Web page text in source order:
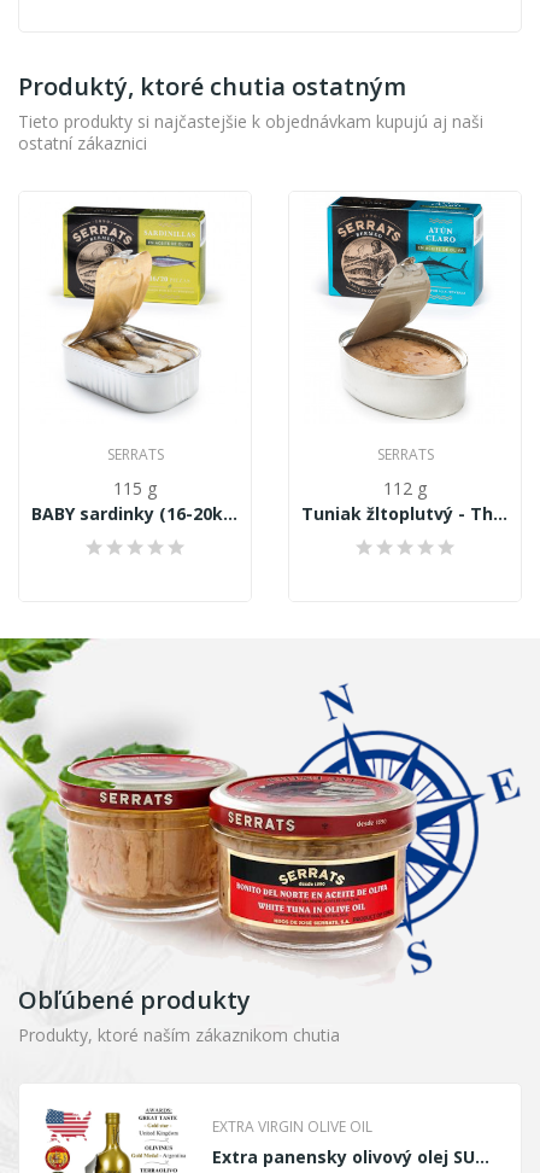
Produktý, ktoré chutia ostatným
Tieto produkty si najčastejšie k objednávkam kupujú aj naši
ostatní zákaznici
SERRATS
115 g
BABY sardinky (16-20ks) Sardina pilchardus, v...
SERRATS
112 g
Tuniak žltoplutvý - Thunnus Albacares, filety v...
Obľúbené produkty
Produkty, ktoré naším zákaznikom chutia
EXTRA VIRGIN OLIVE OIL
Extra panensky olivový olej SUMMUM 500ml